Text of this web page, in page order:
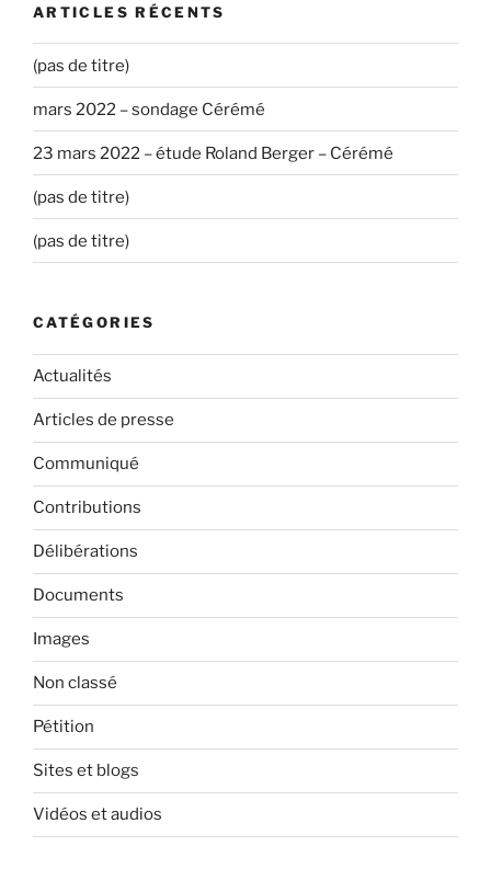
ARTICLES RÉCENTS
(pas de titre)
mars 2022 – sondage Cérémé
23 mars 2022 – étude Roland Berger – Cérémé
(pas de titre)
(pas de titre)
CATÉGORIES
Actualités
Articles de presse
Communiqué
Contributions
Délibérations
Documents
Images
Non classé
Pétition
Sites et blogs
Vidéos et audios